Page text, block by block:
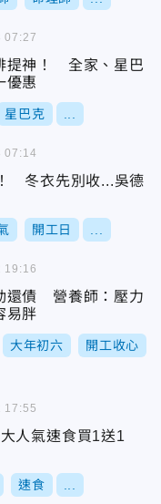
提神！ 全家、星巴
優惠
星巴克
07:27
冬衣先別收...吳德
開工日
07:14
還債 營養師：壓力
易胖
大年初六 開工收心
19:16
大人氣速食買1送1
速食
17:55